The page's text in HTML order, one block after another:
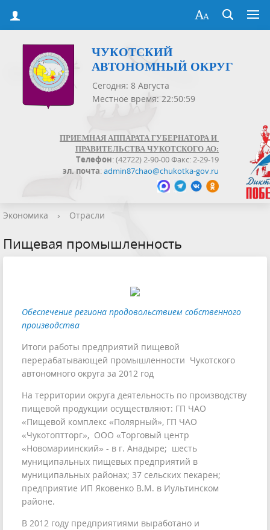
ЧУКОТСКИЙ
АВТОНОМНЫЙ ОКРУГ
Сегодня: 8 Августа
Местное время: 22:51:00
ПРИЕМНАЯ АППАРАТА ГУБЕРНАТОРА И
ПРАВИТЕЛЬСТВА ЧУКОТСКОГО АО:
Телефон: (42722) 2-90-00 Факс: 2-29-19
эл. почта:admin87chao@chukotka-gov.ru
Экономика › Отрасли
Пищевая промышленность
Обеспечение региона продовольствием собственного
производства
Итоги работы предприятий пищевой
перерабатывающей промышленности Чукотского
автономного округа за 2012 год
На территории округа деятельность по производству
пищевой продукции осуществляют: ГП ЧАО
«Пищевой комплекс «Полярный», ГП ЧАО
«Чукотоптторг», ООО «Торговый центр
«Новомариинский» - в г. Анадыре; шесть
муниципальных пищевых предприятий в
муниципальных районах; 37 сельских пекарен;
предприятие ИП Яковенко В.М. в Иультинском
районе.
В 2012 году предприятиями выработано и